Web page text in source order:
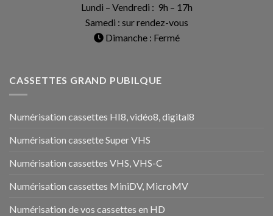
Lundi – Vendredi : 9h – 17h
Samedi : sur rendez-vous
Dimanche : Fermé
CASSETTES GRAND PUBILQUE
Numérisation cassettes HI8, vidéo8, digital8
Numérisation cassette Super VHS
Numérisation cassettes VHS, VHS-C
Numérisation cassettes MiniDV, MicroMV
Numérisation de vos cassettes en HD